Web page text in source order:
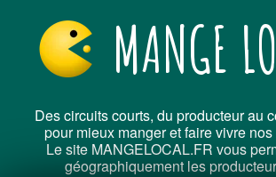
MANGE
Des circuits courts, du producteur au
pour mieux manger et faire vivre
Le site MANGELOCAL.FR vous
géographiquement les